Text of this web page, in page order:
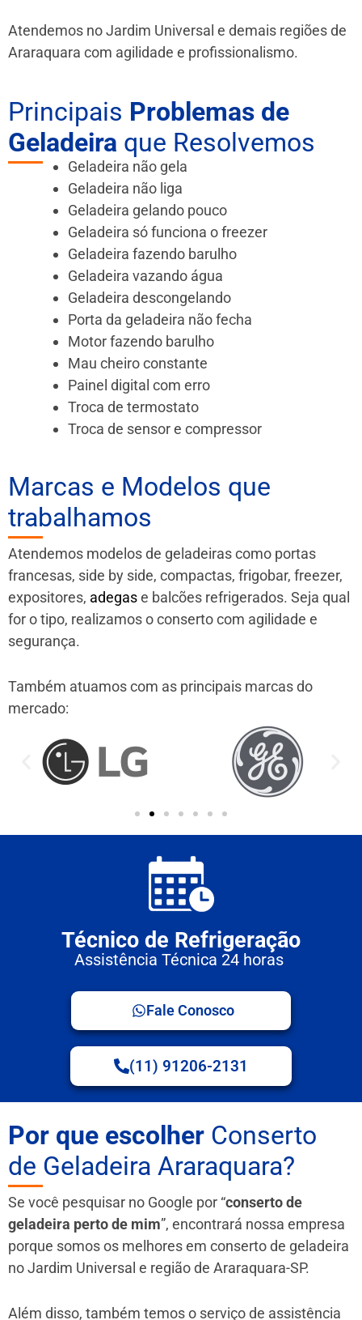
Atendemos no Jardim Universal e demais regiões de
Araraquara com agilidade e profissionalismo.
Principais Problemas de
Geladeira que Resolvemos
Geladeira não gela
Geladeira não liga
Geladeira gelando pouco
Geladeira só funciona o freezer
Geladeira fazendo barulho
Geladeira vazando água
Geladeira descongelando
Porta da geladeira não fecha
Motor fazendo barulho
Mau cheiro constante
Painel digital com erro
Troca de termostato
Troca de sensor e compressor
Marcas e Modelos que
trabalhamos
Atendemos modelos de geladeiras como portas
francesas, side by side, compactas, frigobar, freezer,
expositores, adegase balcões refrigerados. Seja qual
for o tipo, realizamos o conserto com agilidade e
segurança.
Também atuamos com as principais marcas do
mercado:
Técnico de Refrigeração
Assistência Técnica 24 horas
Fale Conosco
(11) 91206-2131
Por que escolher Conserto
de Geladeira Araraquara?
Se você pesquisar no Google por “conserto de
geladeira perto de mim”, encontrará nossa empresa
porque somos os melhores em conserto de geladeira
no Jardim Universal e região de Araraquara-SP.
Além disso, também temos o serviço de assistência